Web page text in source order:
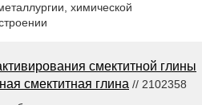
химической
смектитной глины
смектитная глина // 2102358